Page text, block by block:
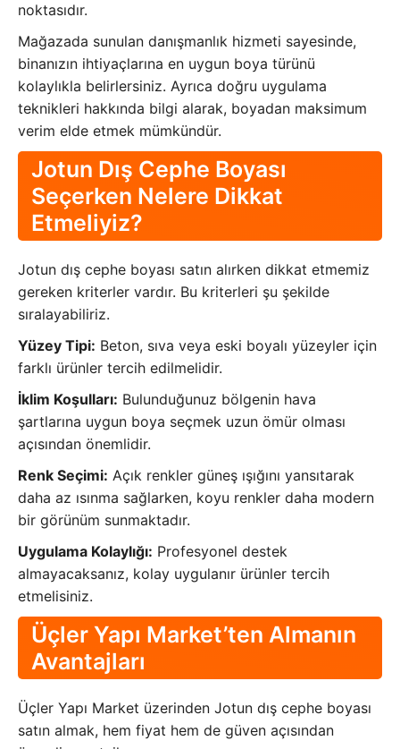
noktasıdır.
Mağazada sunulan danışmanlık hizmeti sayesinde,
binanızın ihtiyaçlarına en uygun boya türünü
kolaylıkla belirlersiniz. Ayrıca doğru uygulama
teknikleri hakkında bilgi alarak, boyadan maksimum
verim elde etmek mümkündür.
Jotun Dış Cephe Boyası
Seçerken Nelere Dikkat
Etmeliyiz?
Jotun dış cephe boyası satın alırken dikkat etmemiz
gereken kriterler vardır. Bu kriterleri şu şekilde
sıralayabiliriz.
Yüzey Tipi: Beton, sıva veya eski boyalı yüzeyler için
farklı ürünler tercih edilmelidir.
İklim Koşulları: Bulunduğunuz bölgenin hava
şartlarına uygun boya seçmek uzun ömür olması
açısından önemlidir.
Renk Seçimi: Açık renkler güneş ışığını yansıtarak
daha az ısınma sağlarken, koyu renkler daha modern
bir görünüm sunmaktadır.
Uygulama Kolaylığı: Profesyonel destek
almayacaksanız, kolay uygulanır ürünler tercih
etmelisiniz.
Üçler Yapı Market’ten Almanın
Avantajları
Üçler Yapı Market üzerinden Jotun dış cephe boyası
satın almak, hem fiyat hem de güven açısından